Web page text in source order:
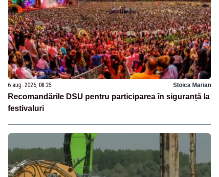
6 aug. 2026, 08:25 Stoica Marian
Recomandările DSU pentru participarea în siguranță la
festivaluri